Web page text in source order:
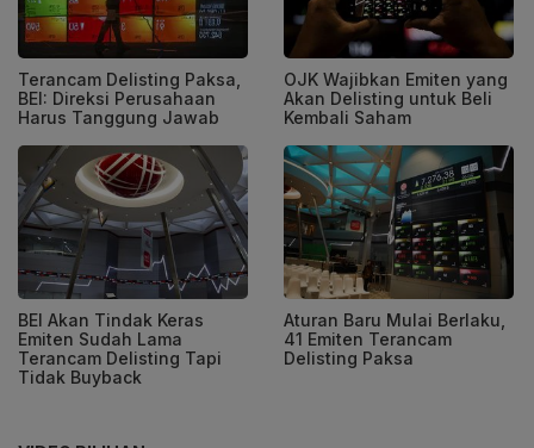
Terancam Delisting Paksa,
BEI: Direksi Perusahaan
Harus Tanggung Jawab
OJK Wajibkan Emiten yang
Akan Delisting untuk Beli
Kembali Saham
BEI Akan Tindak Keras
Emiten Sudah Lama
Terancam Delisting Tapi
Tidak Buyback
Aturan Baru Mulai Berlaku,
41 Emiten Terancam
Delisting Paksa